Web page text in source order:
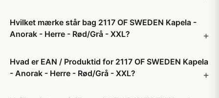
Hvilket mærke står bag 2117 OF SWEDEN Kapela -
Anorak - Herre - Rød/Grå - XXL?
Hvad er EAN / Produktid for 2117 OF SWEDEN Kapela
- Anorak - Herre - Rød/Grå - XXL?